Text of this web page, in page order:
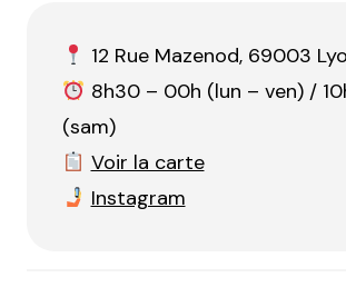
12 Rue Mazenod, 69003
8h30 – 00h (lun – ven) /
(sam)
Voir la carte
Instagram